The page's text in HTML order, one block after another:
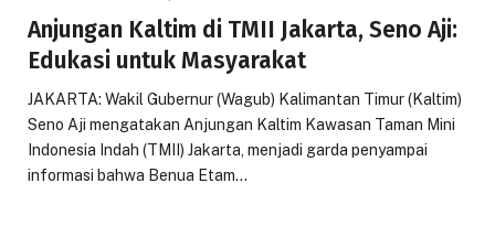
Anjungan Kaltim di TMII Jakarta, Seno Aji:
Edukasi untuk Masyarakat
JAKARTA: Wakil Gubernur (Wagub) Kalimantan Timur (Kaltim)
Seno Aji mengatakan Anjungan Kaltim Kawasan Taman Mini
Indonesia Indah (TMII) Jakarta, menjadi garda penyampai
informasi bahwa Benua Etam…